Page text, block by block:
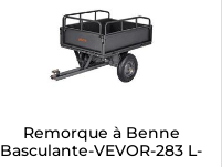
Remorque à Benne
Basculante-VEVOR-283 L-